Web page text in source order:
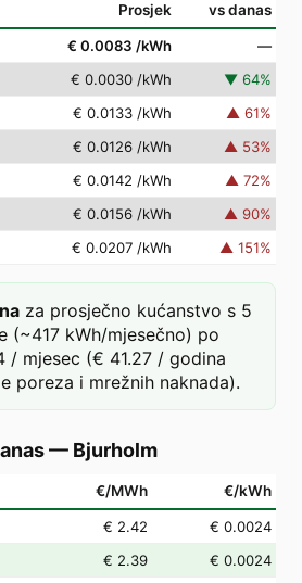
Prosjek vs danas
€ 0.0083 /kWh
—
€ 0.0030 /kWh ▼ 64%
€ 0.0133 /kWh ▲ 61%
€ 0.0126 /kWh ▲ 53%
€ 0.0142 /kWh ▲ 72%
€ 0.0156 /kWh ▲ 90%
€ 0.0207 /kWh ▲ 151%
za prosječno kućanstvo s 5
(~417 kWh/mjesečno) po
/ mjesec (€ 41.27 / godina
poreza i mrežnih naknada).
— Bjurholm
€/MWh €/kWh
€ 2.42
€ 0.0024
€ 2.39
€ 0.0024